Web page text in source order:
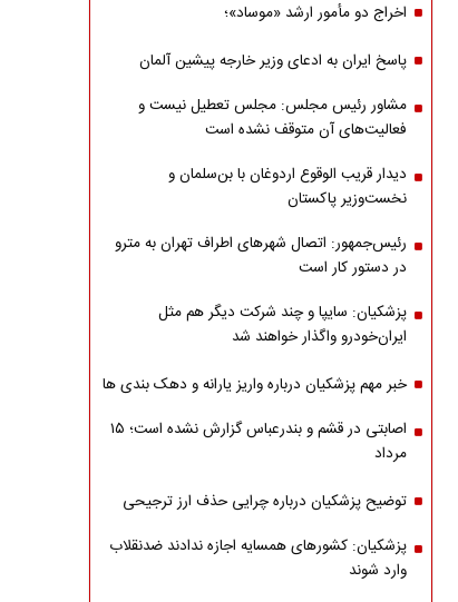
اخراج دو مأمور ارشد «موساد»؛
پاسخ ایران به ادعای وزیر خارجه پیشین آلمان
مشاور رئیس مجلس: مجلس تعطیل نیست و
فعالیت‌های آن متوقف نشده است
دیدار قریب الوقوع اردوغان با بن‌سلمان و
نخست‌وزیر پاکستان
رئیس‌جمهور: اتصال شهرهای اطراف تهران به مترو
در دستور کار است
پزشکیان: سایپا و چند شرکت دیگر هم مثل
ایران‌خودرو واگذار خواهند شد
خبر مهم پزشکیان درباره واریز یارانه و دهک بندی ها
اصابتی در قشم و بندرعباس گزارش نشده است؛ ۱۵
مرداد
توضیح پزشکیان درباره چرایی حذف ارز ترجیحی
پزشکیان: کشورهای همسایه اجازه ندادند ضدنقلاب
وارد شوند